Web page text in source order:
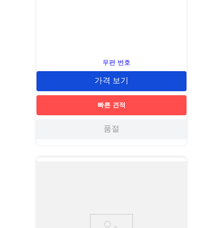
우편 번호
가격 보기
빠른 견적
품절